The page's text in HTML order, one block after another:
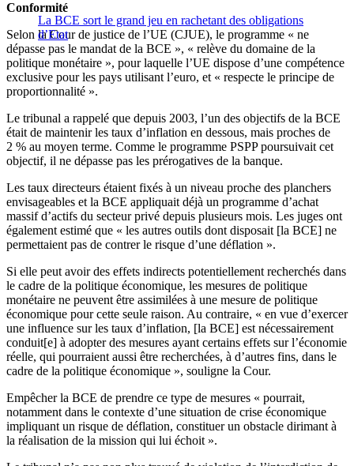
La BCE sort le grand jeu en rachetant des obligations
d’Etat
Conformité
Selon la Cour de justice de l’UE (CJUE), le programme « ne
dépasse pas le mandat de la BCE », « relève du domaine de la
politique monétaire », pour laquelle l’UE dispose d’une compétence
exclusive pour les pays utilisant l’euro, et « respecte le principe de
proportionnalité ».
Le tribunal a rappelé que depuis 2003, l’un des objectifs de la BCE
était de maintenir les taux d’inflation en dessous, mais proches de
2 % au moyen terme. Comme le programme PSPP poursuivait cet
objectif, il ne dépasse pas les prérogatives de la banque.
Les taux directeurs étaient fixés à un niveau proche des planchers
envisageables et la BCE appliquait déjà un programme d’achat
massif d’actifs du secteur privé depuis plusieurs mois. Les juges ont
également estimé que « les autres outils dont disposait [la BCE] ne
permettaient pas de contrer le risque d’une déflation ».
Si elle peut avoir des effets indirects potentiellement recherchés dans
le cadre de la politique économique, les mesures de politique
monétaire ne peuvent être assimilées à une mesure de politique
économique pour cette seule raison. Au contraire, « en vue d’exercer
une influence sur les taux d’inflation, [la BCE] est nécessairement
conduit[e] à adopter des mesures ayant certains effets sur l’économie
réelle, qui pourraient aussi être recherchées, à d’autres fins, dans le
cadre de la politique économique », souligne la Cour.
Empêcher la BCE de prendre ce type de mesures « pourrait,
notamment dans le contexte d’une situation de crise économique
impliquant un risque de déflation, constituer un obstacle dirimant à
la réalisation de la mission qui lui échoit ».